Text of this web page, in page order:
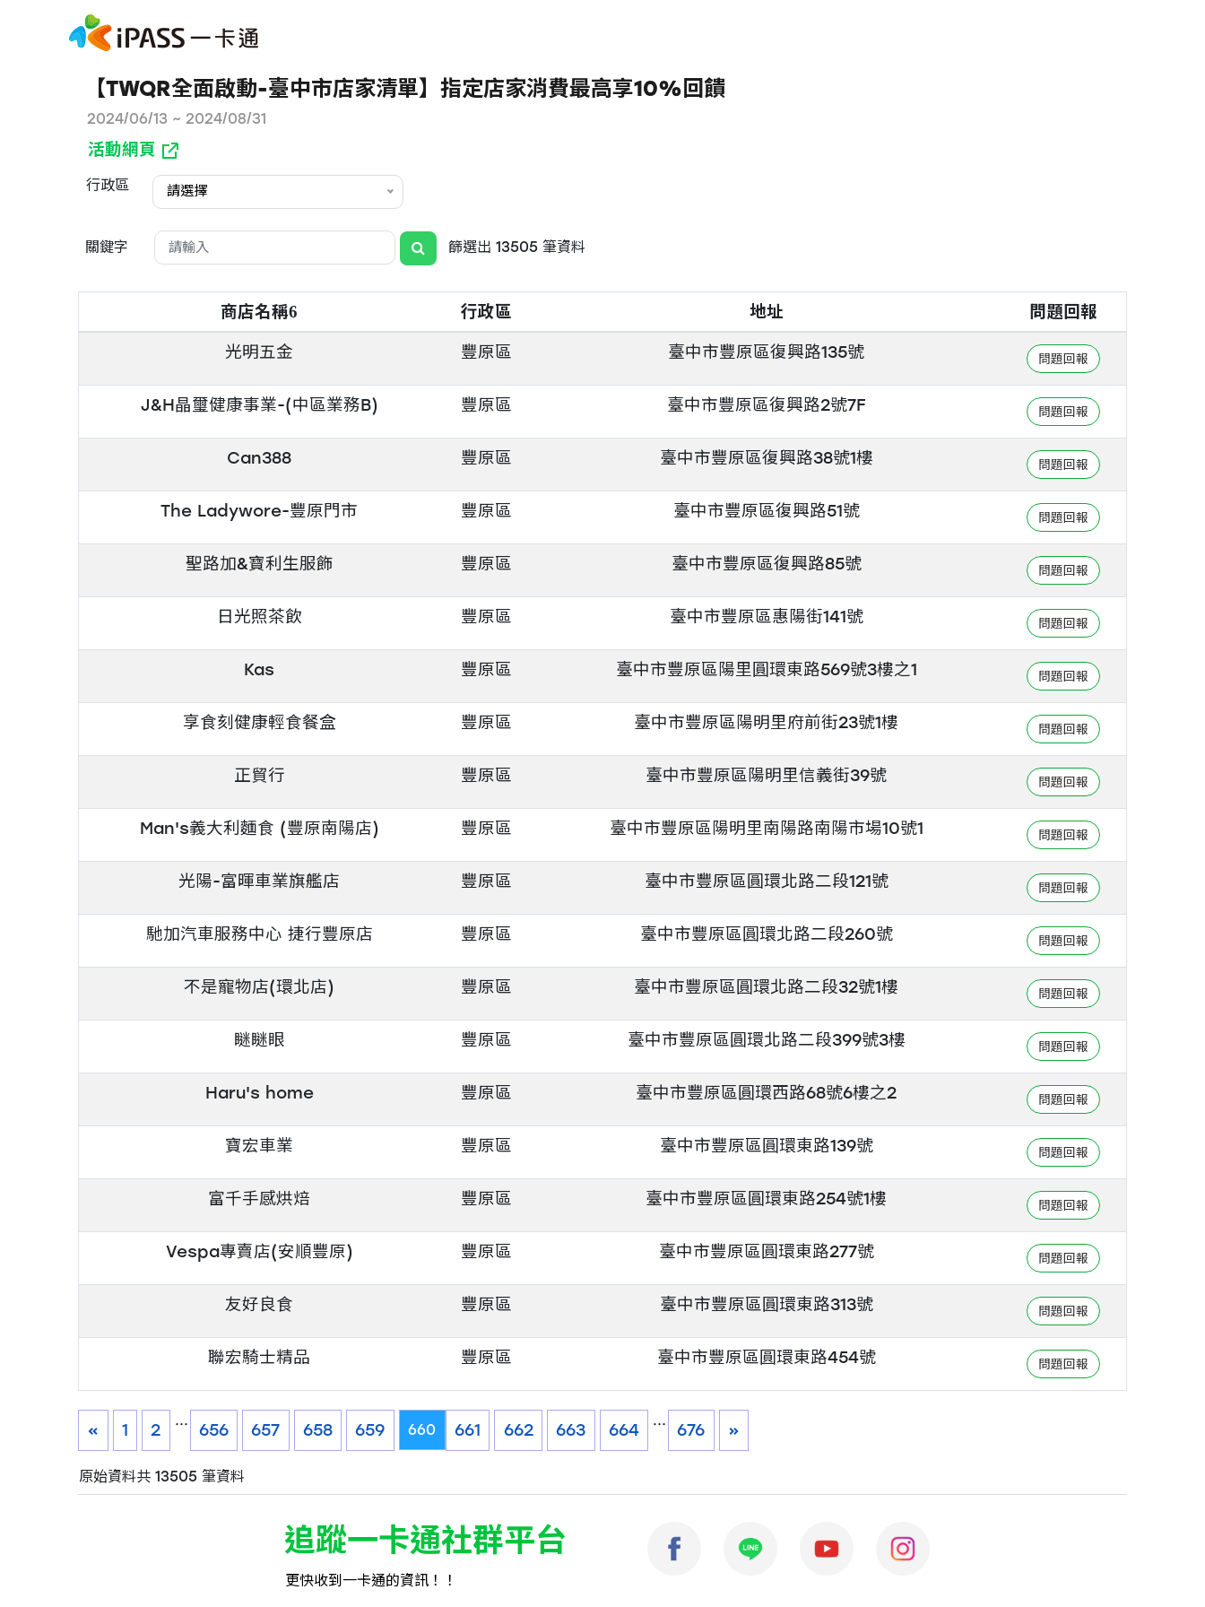
【TWQR全面啟動-臺中市店家清單】指定店家消費最高享10%回饋
2024/06/13 ~ 2024/08/31
活動網頁
行政區 請選擇
關鍵字 篩選出 13505 筆資料
商店名稱6 行政區 地址
問題回報
光明五金
豐原區 臺中市豐原區復興路135號
J&H晶璽健康事業-(中區業務B) 豐原區 臺中市豐原區復興路2號7F
Can388 豐原區 臺中市豐原區復興路38號1樓
The Ladywore-豐原門市 豐原區 臺中市豐原區復興路51號
聖路加&寶利生服飾 豐原區 臺中市豐原區復興路85號
日光照茶飲 豐原區 臺中市豐原區惠陽街141號
Kas 豐原區 臺中市豐原區陽里圓環東路569號3樓之1
享食刻健康輕食餐盒 豐原區 臺中市豐原區陽明里府前街23號1樓
正貿行 豐原區 臺中市豐原區陽明里信義街39號
Man's義大利麵食 (豐原南陽店) 豐原區 臺中市豐原區陽明里南陽路南陽市場10號1
光陽-富暉車業旗艦店 豐原區 臺中市豐原區圓環北路二段121號
馳加汽車服務中心 捷行豐原店 豐原區 臺中市豐原區圓環北路二段260號
不是寵物店(環北店) 豐原區 臺中市豐原區圓環北路二段32號1樓
瞇瞇眼 豐原區 臺中市豐原區圓環北路二段399號3樓
Haru's home 豐原區 臺中市豐原區圓環西路68號6樓之2
寶宏車業 豐原區 臺中市豐原區圓環東路139號
富千手感烘焙 豐原區 臺中市豐原區圓環東路254號1樓
Vespa專賣店(安順豐原) 豐原區 臺中市豐原區圓環東路277號
友好良食 豐原區 臺中市豐原區圓環東路313號
聯宏騎士精品 豐原區 臺中市豐原區圓環東路454號
« 1 2
...
656 657 658 659 660 661 662 663 664
...
676 »
原始資料共 13505 筆資料
追蹤一卡通社群平台
更快收到一卡通的資訊！！